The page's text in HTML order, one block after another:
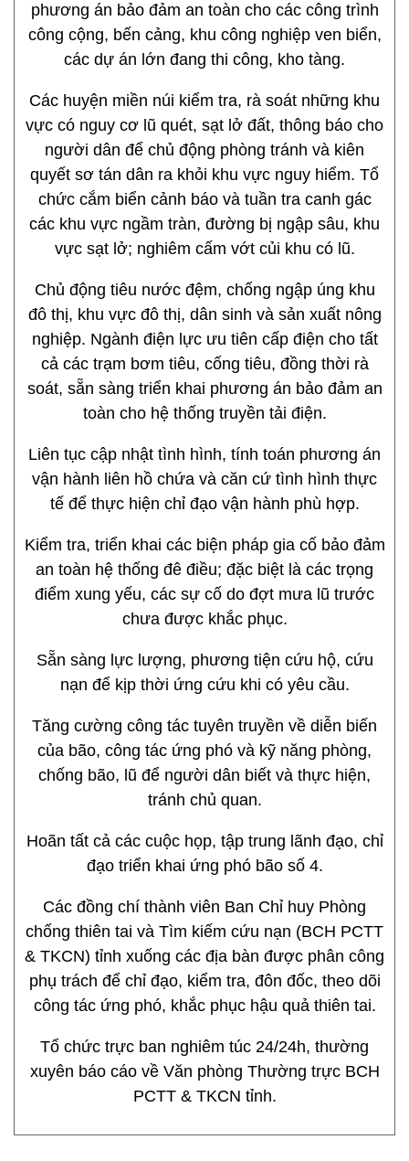
phương án bảo đảm an toàn cho các công trình
công cộng, bến cảng, khu công nghiệp ven biển,
các dự án lớn đang thi công, kho tàng.
Các huyện miền núi kiểm tra, rà soát những khu
vực có nguy cơ lũ quét, sạt lở đất, thông báo cho
người dân để chủ động phòng tránh và kiên
quyết sơ tán dân ra khỏi khu vực nguy hiểm. Tổ
chức cắm biển cảnh báo và tuần tra canh gác
các khu vực ngầm tràn, đường bị ngập sâu, khu
vực sạt lở; nghiêm cấm vớt củi khu có lũ.
Chủ động tiêu nước đệm, chống ngập úng khu
đô thị, khu vực đô thị, dân sinh và sản xuất nông
nghiệp. Ngành điện lực ưu tiên cấp điện cho tất
cả các trạm bơm tiêu, cống tiêu, đồng thời rà
soát, sẵn sàng triển khai phương án bảo đảm an
toàn cho hệ thống truyền tải điện.
Liên tục cập nhật tình hình, tính toán phương án
vận hành liên hồ chứa và căn cứ tình hình thực
tế để thực hiện chỉ đạo vận hành phù hợp.
Kiểm tra, triển khai các biện pháp gia cố bảo đảm
an toàn hệ thống đê điều; đặc biệt là các trọng
điểm xung yếu, các sự cố do đợt mưa lũ trước
chưa được khắc phục.
Sẵn sàng lực lượng, phương tiện cứu hộ, cứu
nạn để kịp thời ứng cứu khi có yêu cầu.
Tăng cường công tác tuyên truyền về diễn biến
của bão, công tác ứng phó và kỹ năng phòng,
chống bão, lũ để người dân biết và thực hiện,
tránh chủ quan.
Hoãn tất cả các cuộc họp, tập trung lãnh đạo, chỉ
đạo triển khai ứng phó bão số 4.
Các đồng chí thành viên Ban Chỉ huy Phòng
chống thiên tai và Tìm kiếm cứu nạn (BCH PCTT
& TKCN) tỉnh xuống các địa bàn được phân công
phụ trách để chỉ đạo, kiểm tra, đôn đốc, theo dõi
công tác ứng phó, khắc phục hậu quả thiên tai.
Tổ chức trực ban nghiêm túc 24/24h, thường
xuyên báo cáo về Văn phòng Thường trực BCH
PCTT & TKCN tỉnh.